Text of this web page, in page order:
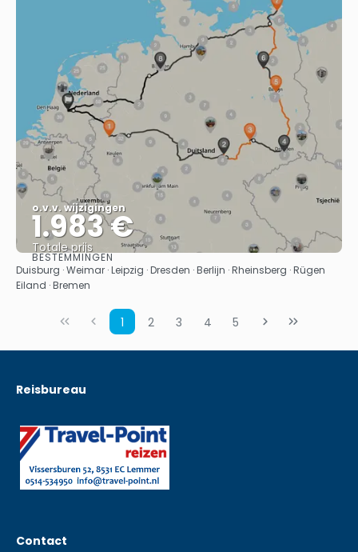
o.v.v. wijzigingen
1.983 €
Totale prijs
Bekijk
BESTEMMINGEN
Duisburg · Weimar · Leipzig · Dresden · Berlijn · Rheinsberg · Rügen
Eiland · Bremen
1 2 3 4 5
Reisbureau
Contact